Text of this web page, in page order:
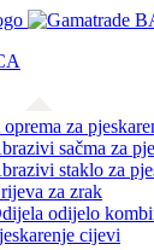
za
sačma za
staklo za
za zrak
odijelo
cijevi